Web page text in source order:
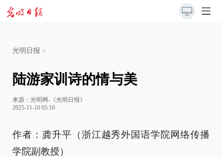
光明日报 >
陆游家训诗的情与美
来源： 光明网-《光明日报》
2025-11-10 05:10
作者：龚升平（浙江越秀外国语学院网络传播
学院副教授）